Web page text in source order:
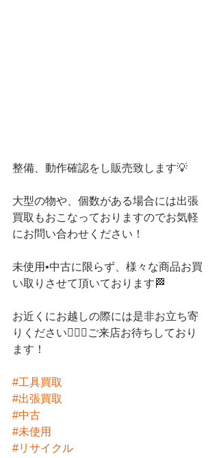
整備、動作確認をし販売致します💡
大型の物や、個数がある場合には出張
買取もおこなっておりますのでお気軽
にお問い合わせください！
未使用•中古に限らず、様々な商品お買
い取りさせて頂いております🏁
お近くにお越しの際には是非お立ち寄
りください💁🏻‍♀️ご来店お待ちしており
ます！
#工具買取
#出張買取
#中古
#未使用
#リサイクル